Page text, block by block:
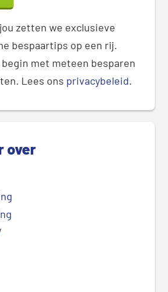
zetten we exclusieve
bespaartips op een rij.
begin met meteen besparen
Lees ons privacybeleid.
over